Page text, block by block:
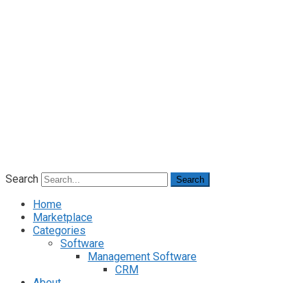
Search Search
Home
Marketplace
Categories
Software
Management Software
CRM